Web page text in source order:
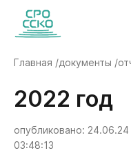
Главная /документы /
2022 год
опубликовано:
03:48:13